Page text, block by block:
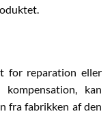
for reparation eller
kan
fra fabrikken af den